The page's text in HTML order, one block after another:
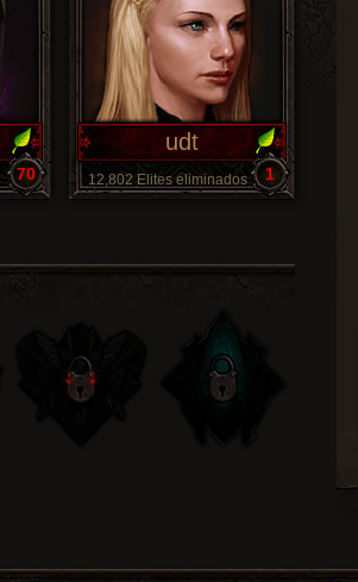
70
udt
12,802 Elites eliminados 1